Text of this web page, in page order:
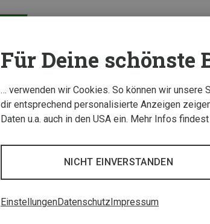
Für Deine schönste
… verwenden wir Cookies. So können wir unsere
dir entsprechend personalisierte Anzeigen
Daten u.a. auch in den USA ein. Mehr Infos
NICHT EINVERSTANDEN
EinstellungenDatenschutzImpressum